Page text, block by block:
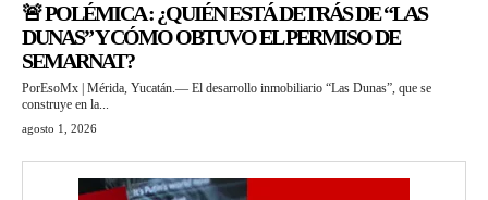
🚨 POLÉMICA : ¿QUIÉN ESTÁ DETRÁS DE “LAS
DUNAS” Y CÓMO OBTUVO EL PERMISO DE
SEMARNAT?
PorEsoMx | Mérida, Yucatán.— El desarrollo inmobiliario “Las Dunas”, que se
construye en la...
agosto 1, 2026